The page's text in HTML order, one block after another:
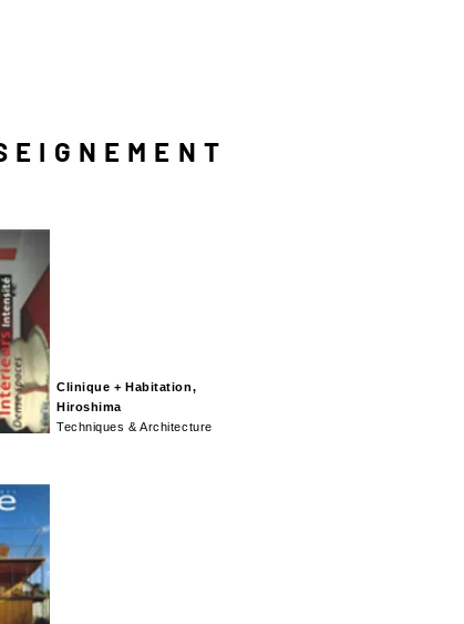
Clinique + Habitation,
Hiroshima
Techniques & Architecture